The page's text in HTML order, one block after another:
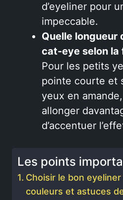
d’eyeliner pour
impeccable.
Quelle longueur
cat-eye selon la
Pour les petits
pointe courte et
yeux en
allonger
d’accentuer
Les points
Choisir le bon
couleurs et astuces